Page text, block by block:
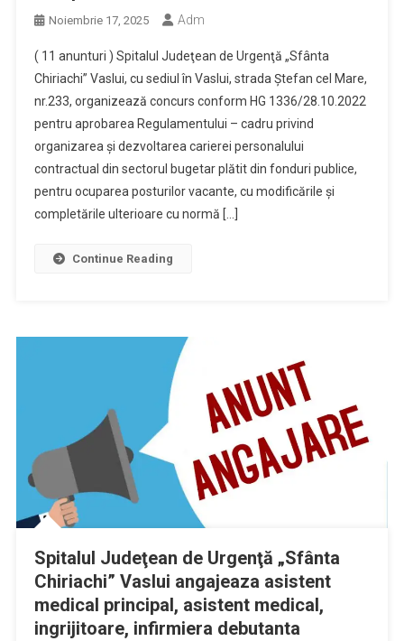
Noiembrie 17, 2025 Adm
( 11 anunturi ) Spitalul Judeţean de Urgenţă „Sfânta
Chiriachi” Vaslui, cu sediul în Vaslui, strada Ştefan cel Mare,
nr.233, organizează concurs conform HG 1336/28.10.2022
pentru aprobarea Regulamentului – cadru privind
organizarea şi dezvoltarea carierei personalului
contractual din sectorul bugetar plătit din fonduri publice,
pentru ocuparea posturilor vacante, cu modificările şi
completările ulterioare cu normă […]
Continue Reading
Spitalul Judeţean de Urgenţă „Sfânta
Chiriachi” Vaslui angajeaza asistent
medical principal, asistent medical,
ingrijitoare, infirmiera debutanta